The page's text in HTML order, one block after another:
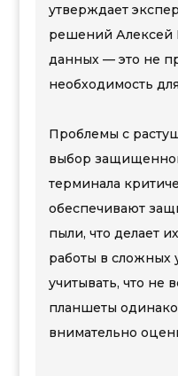
утверждает
решений Алексей
данных — это не
необходимость
Проблемы с
выбор
терминала
обеспечивают
пыли, что делает
работы в сложных
учитывать, что
планшеты
внимательно